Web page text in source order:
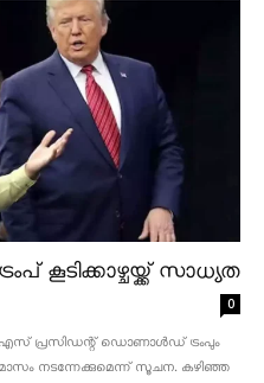
കൂടിക്കാഴ്ചയ്ക്ക് സാധ്യത
0
യുഎസ് പ്രസിഡന്റ് ഡൊണാൾഡ് ട്രംപും
മാസം നടന്നേക്കുമെന്ന് സൂചന. കഴിഞ്ഞ